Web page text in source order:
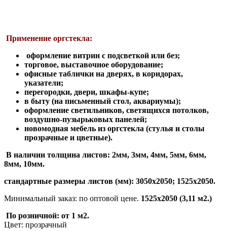
Применение оргстекла:
оформление витрин с подсветкой или без;
торговое, выставочное оборудование;
офисные таблички на дверях, в коридорах,
указатели;
перегородки, двери, шкафы-купе;
в быту (на письменный стол, аквариумы);
оформление светильников, светящихся потолков,
воздушно-пузырьковых панелей;
новомодная мебель из оргстекла (стулья и столы
прозрачные и цветные).
В наличии толщина листов: 2мм, 3мм, 4мм, 5мм, 6мм,
8мм, 10мм.
стандартные размеры листов (мм): 3050х2050; 1525х2050.
Минимальный заказ: по оптовой цене. 1525х2050 (3,11 м2.)
По розничной: от 1 м2.
Цвет: прозрачный